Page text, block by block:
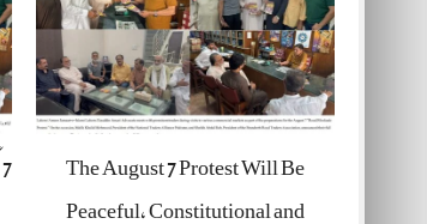
The August 7 Protest Will Be
Peaceful, Constitutional and